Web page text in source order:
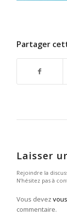
Partager
Laisser
Rejoindre la
N’hésitez pas à
Vous devez
commentaire.